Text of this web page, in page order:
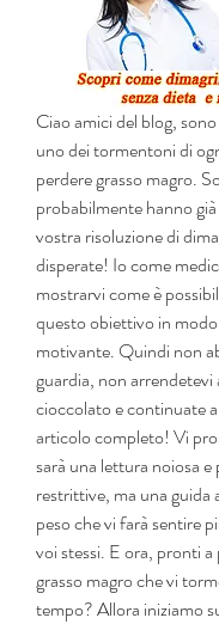
Ciao amici del blog,
uno dei tormentoni di
perdere grasso magro.
probabilmente hanno
vostra risoluzione di
disperate! Io come
mostrarvi come è
questo obiettivo in
motivante. Quindi non
guardia, non arrendetevi
cioccolato e continuate
articolo completo! Vi
sarà una lettura noiosa e
restrittive, ma una guida
peso che vi farà sentire
voi stessi. E ora, pronti a
grasso magro che vi
tempo? Allora iniziamo